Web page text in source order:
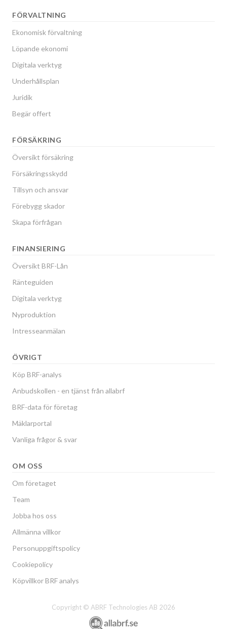
FÖRVALTNING
Ekonomisk förvaltning
Löpande ekonomi
Digitala verktyg
Underhållsplan
Juridik
Begär offert
FÖRSÄKRING
Översikt försäkring
Försäkringsskydd
Tillsyn och ansvar
Förebygg skador
Skapa förfrågan
FINANSIERING
Översikt BRF-Lån
Ränteguiden
Digitala verktyg
Nyproduktion
Intresseanmälan
ÖVRIGT
Köp BRF-analys
Anbudskollen - en tjänst från allabrf
BRF-data för företag
Mäklarportal
Vanliga frågor & svar
OM OSS
Om företaget
Team
Jobba hos oss
Allmänna villkor
Personuppgiftspolicy
Cookiepolicy
Köpvillkor BRF analys
Copyright © ABRF Technologies AB 2026